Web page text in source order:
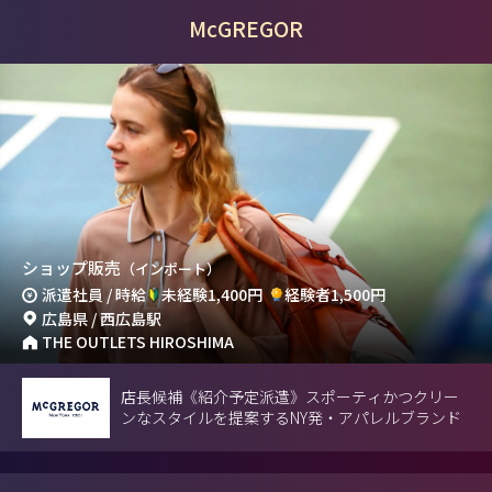
McGREGOR
ショップ販売 （インポート）
派遣社員 / 時給 未経験1,400円
経験者1,500円
広島県 / 西広島駅
THE OUTLETS HIROSHIMA
店長候補《紹介予定派遣》スポーティかつクリー
ンなスタイルを提案するNY発・アパレルブランド